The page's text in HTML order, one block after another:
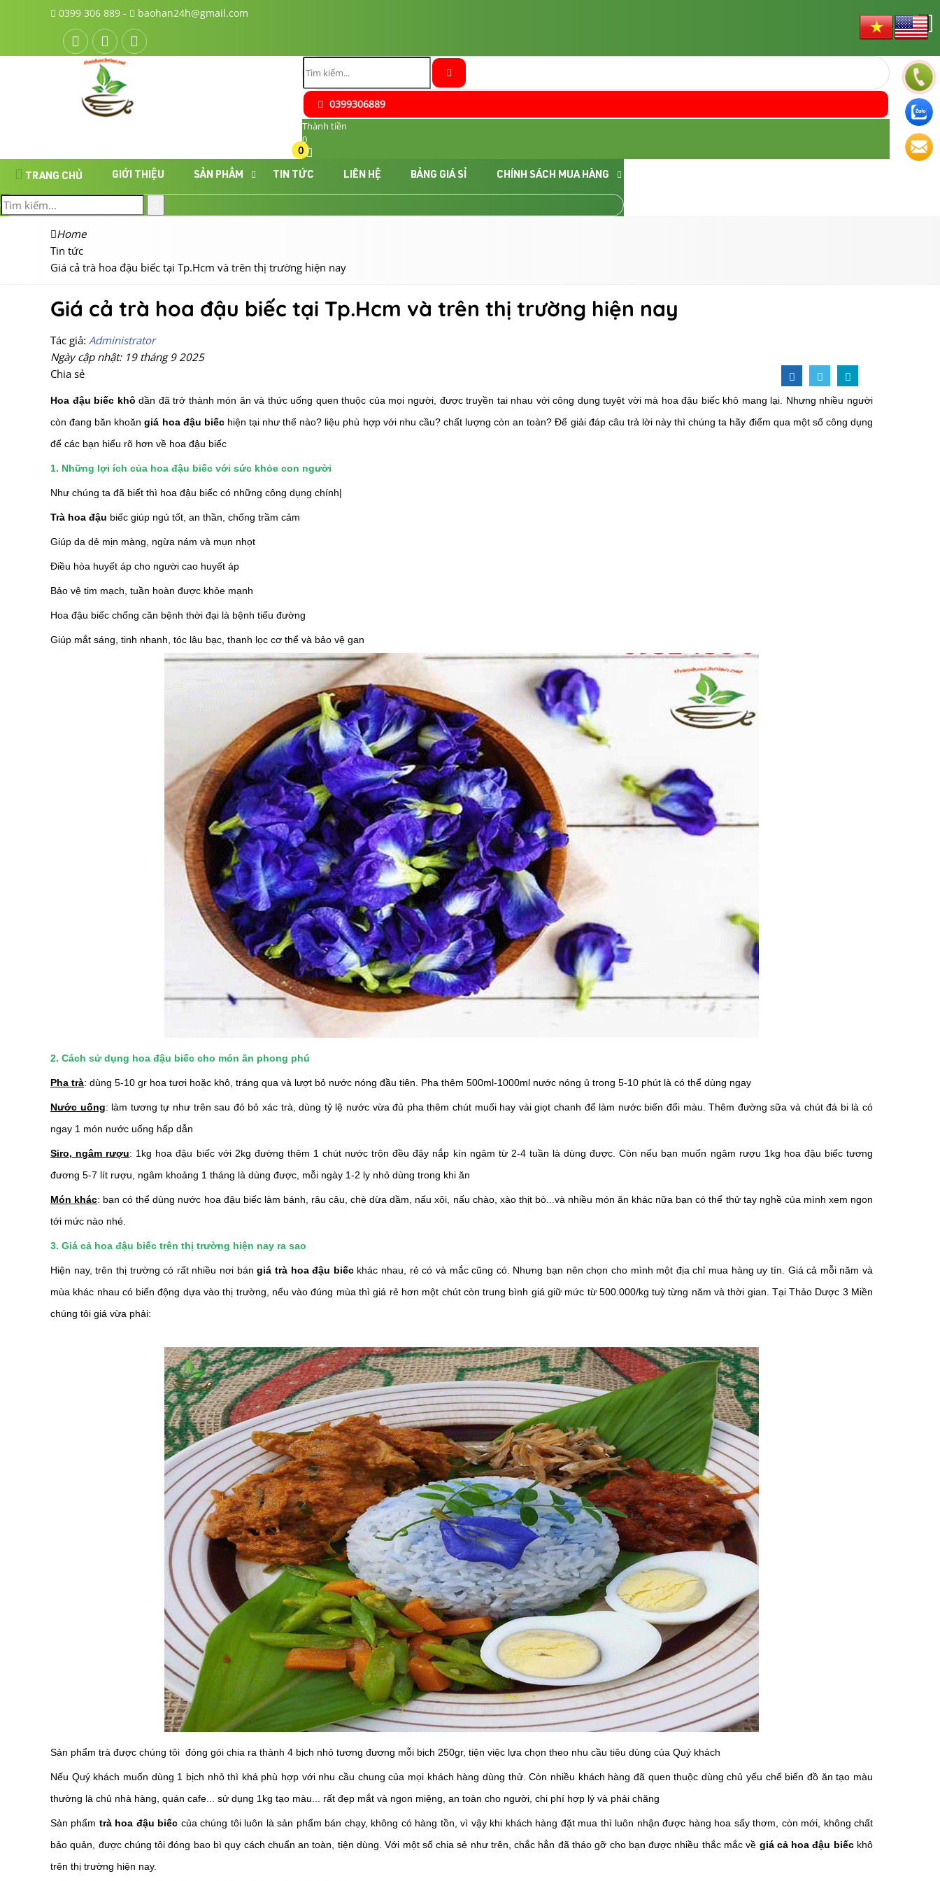
0399 306 889 - baohan24h@gmail.com
0399306889
Thành tiền
0
0
TRANG CHỦ GIỚI THIỆU SẢN PHẨM TIN TỨC LIÊN HỆ BẢNG GIÁ SỈ CHÍNH SÁCH MUA HÀNG
Home
Tin tức
Giá cả trà hoa đậu biếc tại Tp.Hcm và trên thị trường hiện nay
Giá cả trà hoa đậu biếc tại Tp.Hcm và trên thị trường hiện nay
Tác giả: Administrator
Ngày cập nhật: 19 tháng 9 2025
Chia sẻ
Hoa đậu biếc khô dần đã trở thành món ăn và thức uống quen thuộc của mọi người, được truyền tai nhau với công dụng tuyệt vời mà hoa đậu biếc khô mang lại. Nhưng nhiều người
còn đang băn khoăngiá hoa đậu biếchiện tại như thế nào? liệu phù hợp với nhu cầu? chất lượng còn an toàn?Để giải đáp câu trả lời này thì chúng ta hãy điểm qua một số công dụng
để các bạn hiểu rõ hơn về hoa đậu biếc
1. Những lợi ích của hoa đậu biếc với sức khỏe con người
Như chúng ta đã biết thì hoa đậu biếc có những công dụng chính|
Trà hoa đậu biếc giúp ngủ tốt, an thần, chống trầm cảm
Giúp da dẻ mịn màng, ngừa nám và mụn nhọt
Điều hòa huyết áp cho người cao huyết áp
Bảo vệ tim mạch, tuần hoàn được khỏe mạnh
Hoa đậu biếc chống căn bệnh thời đại là bệnh tiểu đường
Giúp mắt sáng, tinh nhanh, tóc lâu bạc, thanh lọc cơ thể và bảo vệ gan
2. Cách sử dụng hoa đậu biếc cho món ăn phong phú
Pha trà: dùng 5-10 gr hoa tươi hoặc khô, tráng qua và lượt bỏ nước nóng đầu tiên. Pha thêm 500ml-1000ml nước nóng ủ trong 5-10 phút là có thể dùng ngay
Nước uống: làm tương tự như trên sau đó bỏ xác trà, dùng tỷ lệ nước vừa đủ pha thêm chút muối hay vài giọt chanh để làm nước biến đổi màu. Thêm đường sữa và chút đá bi là có
ngay 1 món nước uống hấp dẫn
Siro, ngâm rượu: 1kg hoa đậu biếc với 2kg đường thêm 1 chút nước trộn đều đậy nắp kín ngâm từ 2-4 tuần là dùng được. Còn nếu bạn muốn ngâm rượu 1kg hoa đậu biếc tương
đương 5-7 lít rượu, ngâm khoảng 1 tháng là dùng được, mỗi ngày 1-2 ly nhỏ dùng trong khi ăn
Món khác: bạn có thể dùng nước hoa đậu biếc làm bánh, râu câu, chè dừa dầm, nấu xôi, nấu chào, xào thịt bò...và nhiều món ăn khác nữa bạn có thể thử tay nghề của mình xem ngon
tới mức nào nhé.
3. Giá cả hoa đậu biếc trên thị trường hiện nay ra sao
Hiện nay, trên thị trường có rất nhiều nơi bángiá trà hoa đậu biếckhác nhau, rẻ có và mắc cũng có. Nhưng bạn nên chọn cho mình một địa chỉ mua hàng uy tín. Giá cả mỗi năm và
mùa khác nhau có biến động dựa vào thị trường , nếu vào đúng mùa thì giá rẻ hơn một chút còn trung bình giá giữ mức từ 500.000/kg tuỳ từng năm và thời gian. Tại Thảo Dược 3 Miền
chúng tôi giá vừa phải:
Sản phẩm trà được chúng tôi đóng gói chia ra thành 4 bịch nhỏ tương đương mỗi bịch 250gr, tiện việc lựa chọn theo nhu cầu tiêu dùng của Quý khách
Nếu Quý khách muốn dùng 1 bịch nhỏ thì khá phù hợp với nhu cầu chung của mọi khách hàng dùng thử.Còn nhiều khách hàng đã quen thuộc dùng chủ yếu chế biến đồ ăn tạo màu
thường là chủ nhà hàng, quán cafe... sử dụng 1kg tạo màu... rất đẹp mắt và ngon miệng, an toàn cho người, chi phí hợp lý và phải chăng
Sản phẩm trà hoa đậu biếc của chúng tôi luôn là sản phẩm bán chạy, không có hàng tồn, vì vậy khi khách hàng đặt mua thì luôn nhận được hàng hoa sấy thơm, còn mới, không chất
bảo quản, được chúng tôi đóng bao bì quy cách chuẩn an toàn, tiện dùng.Với một số chia sẻ như trên, chắc hẳn đã tháo gỡ cho bạn được nhiều thắc mắc về giá cả hoa đậu biếckhô
trên thị trường hiện nay.